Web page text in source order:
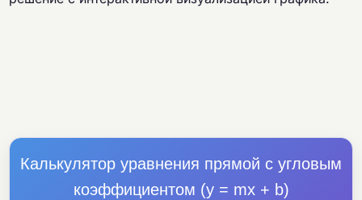
Калькулятор уравнения прямой с угловым
коэффициентом (y = mx + b)